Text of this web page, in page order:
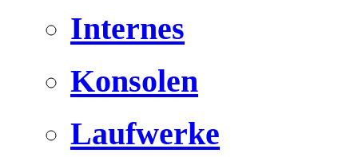
Internes
Konsolen
Laufwerke